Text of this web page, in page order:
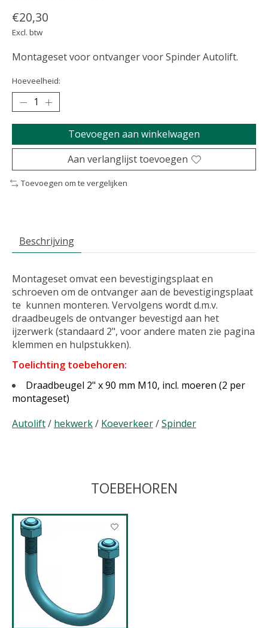
€20,30
Excl. btw
Montageset voor ontvanger voor Spinder Autolift.
Hoeveelheid:
Toevoegen aan winkelwagen
Aan verlanglijst toevoegen
Toevoegen om te vergelijken
Beschrijving
Montageset omvat een bevestigingsplaat en
schroeven om de ontvanger aan de bevestigingsplaat
te kunnen monteren. Vervolgens wordt d.m.v.
draadbeugels de ontvanger bevestigd aan het
ijzerwerk (standaard 2", voor andere maten zie pagina
klemmen en hulpstukken).
Toelichting toebehoren:
Draadbeugel 2" x 90 mm M10, incl. moeren (2 per
montageset)
Autolift/ hekwerk/ Koeverkeer/Spinder
TOEBEHOREN
Items van productcarrousel